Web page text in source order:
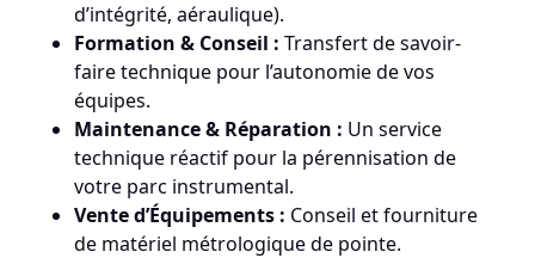
d’intégrité, aéraulique).
Formation & Conseil : Transfert de savoir-
faire technique pour l’autonomie de vos
équipes.
Maintenance & Réparation : Un service
technique réactif pour la pérennisation de
votre parc instrumental.
Vente d’Équipements : Conseil et fourniture
de matériel métrologique de pointe.